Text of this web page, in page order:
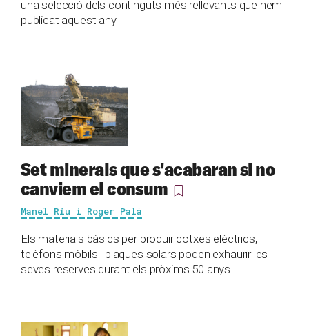
una selecció dels continguts més rellevants que hem
publicat aquest any
Set minerals que s'acabaran si no
canviem el consum
Manel Riu i Roger Palà
Els materials bàsics per produir cotxes elèctrics,
telèfons mòbils i plaques solars poden exhaurir les
seves reserves durant els pròxims 50 anys